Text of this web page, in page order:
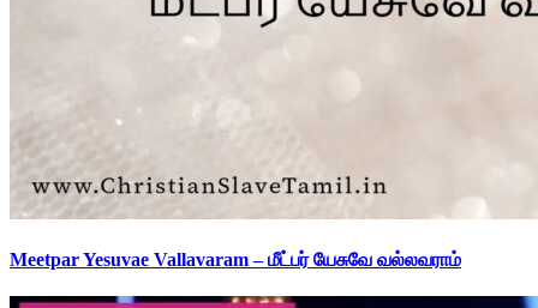
Meetpar Yesuvae Vallavaram – மீட்பர் யேசுவே வல்லவராம்